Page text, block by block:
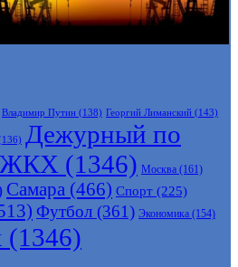
Владимир Путин (138) Георгий Лиманский (143)
Дежурный по
ЖКХ (1346) Москва (161)
Самара (466) Спорт (225)
Футбол (361) Экономика (154)
(1346)